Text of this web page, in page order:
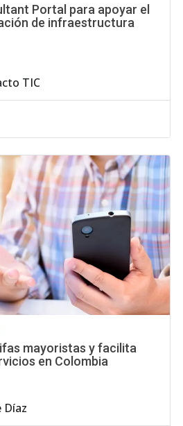
Portal para apoyar el
de infraestructura
TIC
mayoristas y facilita
en Colombia
Díaz